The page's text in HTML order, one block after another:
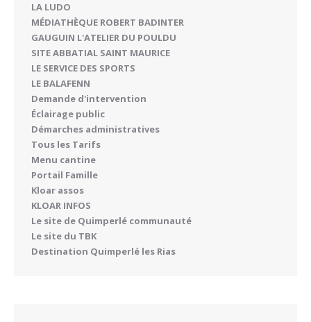
LA LUDO
MÉDIATHÈQUE ROBERT BADINTER
GAUGUIN L'ATELIER DU POULDU
SITE ABBATIAL SAINT MAURICE
LE SERVICE DES SPORTS
LE BALAFENN
Demande d'intervention
Éclairage public
Démarches administratives
Tous les Tarifs
Menu cantine
Portail Famille
Kloar assos
KLOAR INFOS
Le site de Quimperlé communauté
Le site du TBK
Destination Quimperlé les Rias